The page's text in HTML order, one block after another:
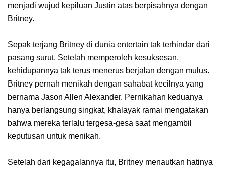
menjadi wujud kepiluan Justin atas berpisahnya dengan
Britney.
Sepak terjang Britney di dunia entertain tak terhindar dari
pasang surut. Setelah memperoleh kesuksesan,
kehidupannya tak terus menerus berjalan dengan mulus.
Britney pernah menikah dengan sahabat kecilnya yang
bernama Jason Allen Alexander. Pernikahan keduanya
hanya berlangsung singkat, khalayak ramai mengatakan
bahwa mereka terlalu tergesa-gesa saat mengambil
keputusan untuk menikah.
Setelah dari kegagalannya itu, Britney menautkan hatinya